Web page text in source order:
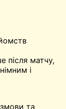
після матчу,
і
та